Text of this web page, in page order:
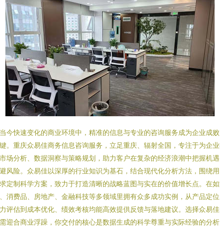
今快速变化的商业环境中，精准的信息与专业的咨询服务成为企业成
。重庆众易佳商务信息咨询服务，立足重庆、辐射全国，专注于为企
场分析、数据洞察与策略规划，助力客户在复杂的经济浪潮中把握机
风险。众易佳以深厚的行业知识为基石，结合现代化分析方法，围绕
定制科学方案，致力于打造清晰的战略蓝图与实在的价值增长点。在
消费品、房地产、金融科技等多领域里拥有众多成功实例，从产品定
评估到成本优化、绩效考核均能高效提供反馈与落地建议。选择众易
迎合商业浮躁，你交付的核心是数据生成的科学尊重与实际经验的分